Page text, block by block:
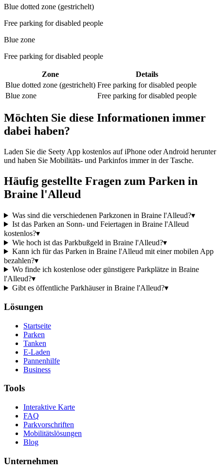
Blue dotted zone (gestrichelt)
Free parking for disabled people
Blue zone
Free parking for disabled people
Zone
Details
Blue dotted zone (gestrichelt) Free parking for disabled people
Blue zone
Free parking for disabled people
Möchten Sie diese Informationen immer
dabei haben?
Laden Sie die Seety App kostenlos auf iPhone oder Android herunter
und haben Sie Mobilitäts- und Parkinfos immer in der Tasche.
Häufig gestellte Fragen zum Parken in
Braine l'Alleud
Was sind die verschiedenen Parkzonen in Braine l'Alleud?▾
Ist das Parken an Sonn- und Feiertagen in Braine l'Alleud
kostenlos?▾
Wie hoch ist das Parkbußgeld in Braine l'Alleud?▾
Kann ich für das Parken in Braine l'Alleud mit einer mobilen App
bezahlen?▾
Wo finde ich kostenlose oder günstigere Parkplätze in Braine
l'Alleud?▾
Gibt es öffentliche Parkhäuser in Braine l'Alleud?▾
Lösungen
Startseite
Parken
Tanken
E-Laden
Pannenhilfe
Business
Tools
Interaktive Karte
FAQ
Parkvorschriften
Mobilitätslösungen
Blog
Unternehmen